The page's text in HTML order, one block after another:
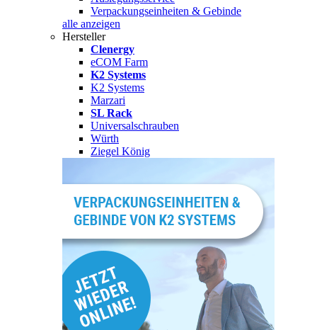
Verpackungseinheiten & Gebinde
alle anzeigen
Hersteller
Clenergy
eCOM Farm
K2 Systems
K2 Systems
Marzari
SL Rack
Universalschrauben
Würth
Ziegel König